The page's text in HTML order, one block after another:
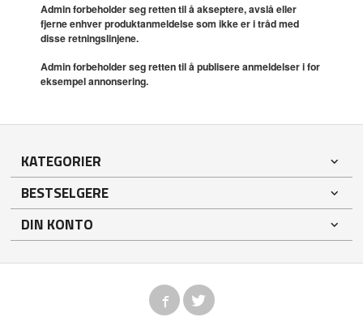
Admin forbeholder seg retten til å akseptere, avslå eller
fjerne enhver produktanmeldelse som ikke er i tråd med
disse retningslinjene.
Admin forbeholder seg retten til å publisere anmeldelser i for
eksempel annonsering.
KATEGORIER
BESTSELGERE
DIN KONTO